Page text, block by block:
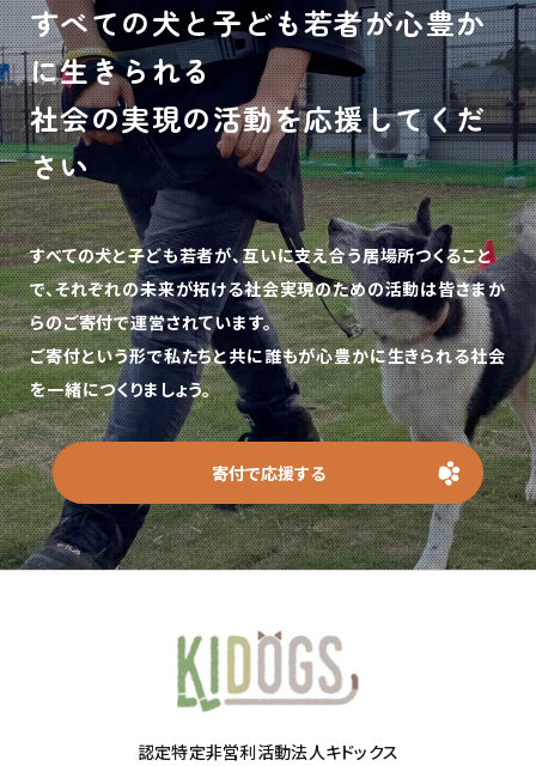
すべての犬と子ども若者が心豊か
に生きられる
社会の実現の活動を応援してくだ
さい
すべての犬と子ども若者が、互いに支え合う居場所つくること
で、それぞれの未来が拓ける社会実現のための活動は皆さまか
らのご寄付で運営されています。
ご寄付という形で私たちと共に誰もが心豊かに生きられる社会
を一緒につくりましょう。
寄付で応援する
認定特定非営利活動法人キドックス